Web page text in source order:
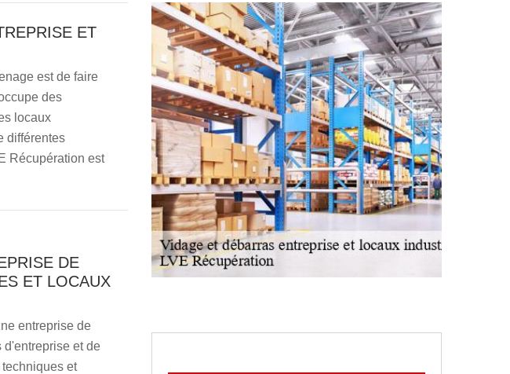
ET
est de faire
des
locaux
différentes
Récupération est
DE
ET LOCAUX
entreprise de
d'entreprise et de
et